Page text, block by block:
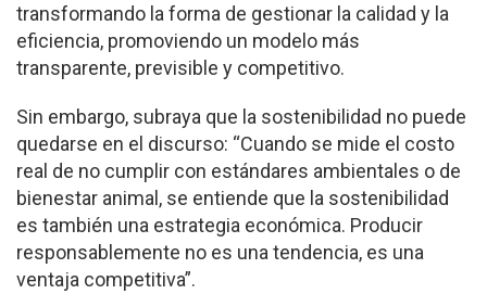
transformando la forma de gestionar la calidad y la
eficiencia, promoviendo un modelo más
transparente, previsible y competitivo.
Sin embargo, subraya que la sostenibilidad no puede
quedarse en el discurso: “Cuando se mide el costo
real de no cumplir con estándares ambientales o de
bienestar animal, se entiende que la sostenibilidad
es también una estrategia económica. Producir
responsablemente no es una tendencia, es una
ventaja competitiva”.